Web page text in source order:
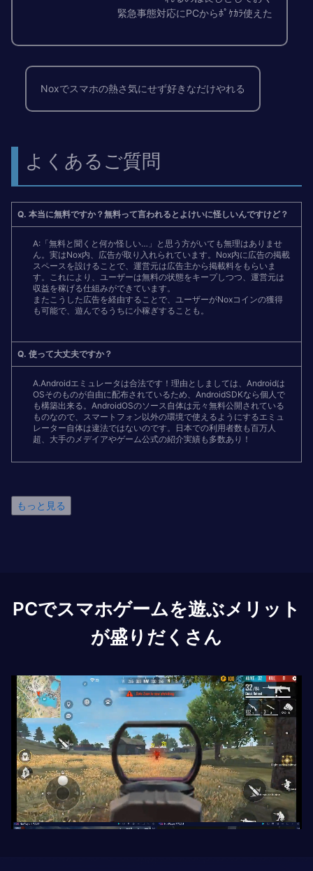
緊急事態対応にPCからﾎﾟｹｶﾗ使えた
Noxでスマホの熱さ気にせず好きなだけやれる
よくあるご質問
Q. 本当に無料ですか？無料って言われるとよけいに怪しいんですけど？
A:「無料と聞くと何か怪しい…」と思う方がいても無理はありませ
ん。実はNox内、広告が取り入れられています。Nox内に広告の掲載
スペースを設けることで、運営元は広告主から掲載料をもらいま
す。これにより、ユーザーは無料の状態をキープしつつ、運営元は
収益を稼げる仕組みができています。
またこうした広告を経由することで、ユーザーがNoxコインの獲得
も可能で、遊んでるうちに小稼ぎすることも。
Q. 使って大丈夫ですか？
A.Androidエミュレータは合法です！理由としましては、Androidは
OSそのものが自由に配布されているため、AndroidSDKなら個人で
も構築出来る。AndroidOSのソース自体は元々無料公開されている
ものなので、スマートフォン以外の環境で使えるようにするエミュ
レーター自体は違法ではないのです。日本での利用者数も百万人
超、大手のメデイアやゲーム公式の紹介実績も多数あり！
もっと見る
PCでスマホゲームを遊ぶメリット
が盛りだくさん